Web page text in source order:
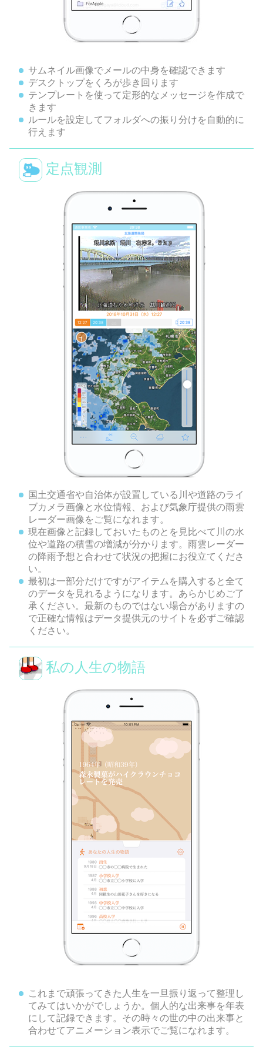
サムネイル画像でメールの中身を確認できます
デスクトップをくろが歩き回ります
テンプレートを使って定形的なメッセージを作成で
きます
ルールを設定してフォルダへの振り分けを自動的に
行えます
定点観測
国土交通省や自治体が設置している川や道路のライ
ブカメラ画像と水位情報、および気象庁提供の雨雲
レーダー画像をご覧になれます。
現在画像と記録しておいたものとを見比べて川の水
位や道路の積雪の増減が分かります。雨雲レーダー
の降雨予想と合わせて状況の把握にお役立てくださ
い。
最初は一部分だけですがアイテムを購入すると全て
のデータを見れるようになります。あらかじめご了
承ください。最新のものではない場合がありますの
で正確な情報はデータ提供元のサイトを必ずご確認
ください。
私の人生の物語
これまで頑張ってきた人生を一旦振り返って整理し
てみてはいかがでしょうか。個人的な出来事を年表
にして記録できます。その時々の世の中の出来事と
合わせてアニメーション表示でご覧になれます。